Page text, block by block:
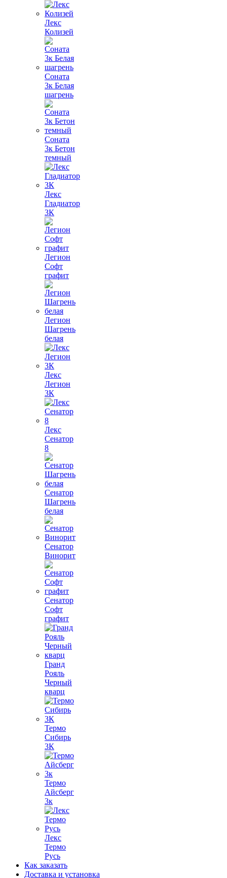
Лекс
Колизей
Соната
3к Белая
шагрень
Соната
3к Бетон
темный
Лекс
Гладиатор
3К
Легион
Софт
графит
Легион
Шагрень
белая
Лекс
Легион
3К
Лекс
Сенатор
8
Сенатор
Шагрень
белая
Сенатор
Винорит
Сенатор
Софт
графит
Гранд
Рояль
Черный
кварц
Термо
Сибирь
3К
Термо
Айсберг
3к
Лекс
Термо
Русь
Как заказать
Доставка и установка